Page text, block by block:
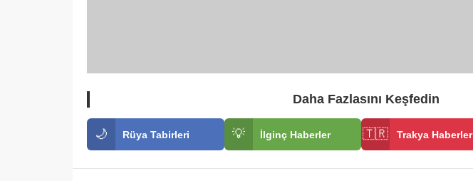
Daha Fazlasını Keşfedin
🌙 Rüya Tabirleri 💡 İlginç Haberler 🇹🇷 Trakya Haberler